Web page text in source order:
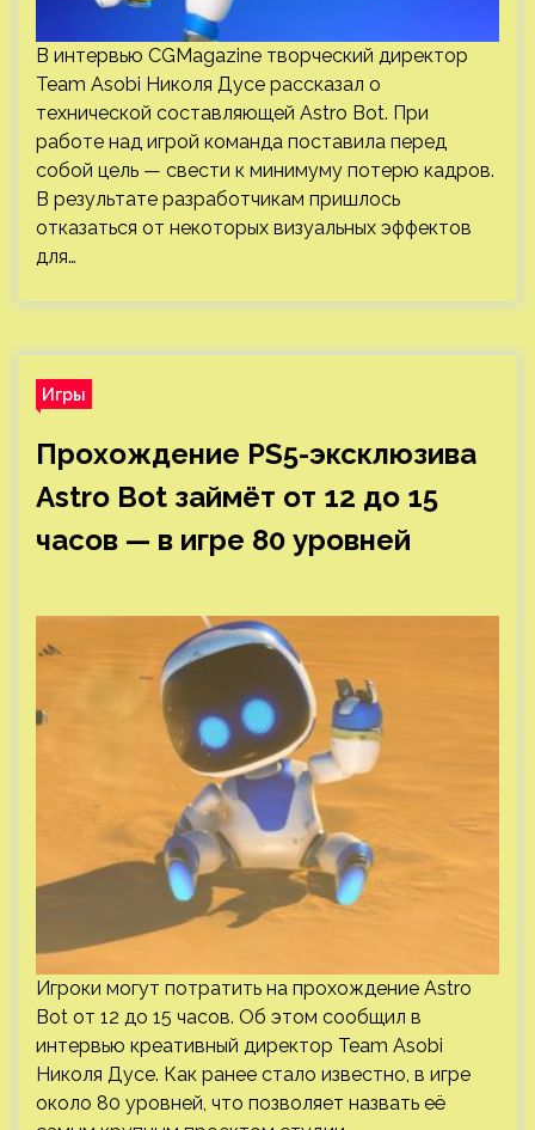
В интервью CGMagazine творческий директор
Team Asobi Николя Дусе рассказал о
технической составляющей Astro Bot. При
работе над игрой команда поставила перед
собой цель — свести к минимуму потерю кадров.
В результате разработчикам пришлось
отказаться от некоторых визуальных эффектов
для…
Игры
Прохождение PS5-эксклюзива
Astro Bot займёт от 12 до 15
часов — в игре 80 уровней
Игроки могут потратить на прохождение Astro
Bot от 12 до 15 часов. Об этом сообщил в
интервью креативный директор Team Asobi
Николя Дусе. Как ранее стало известно, в игре
около 80 уровней, что позволяет назвать её